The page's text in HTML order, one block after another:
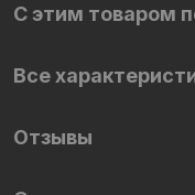
С этим товаром
Все
Отзывы